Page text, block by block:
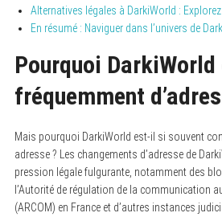
Alternatives légales à DarkiWorld :
En résumé : Naviguer dans l’univers de
Pourquoi DarkiWorld
fréquemment
Mais pourquoi DarkiWorld est-il si souvent
adresse ? Les changements d’adresse de
pression légale fulgurante, notamment des
l’Autorité de régulation de la communication
(ARCOM) en France et d’autres instances